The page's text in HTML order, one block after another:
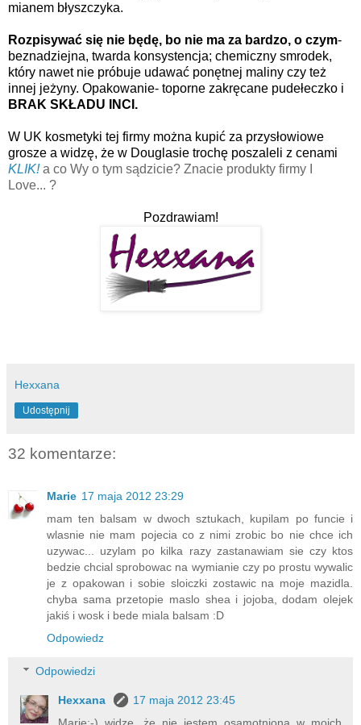
mianem błyszczyka.
Rozpisywać się nie będę, bo nie ma za bardzo, o czym-
beznadziejna, twarda konsystencja; chemiczny smrodek,
który nawet nie próbuje udawać ponętnej maliny czy też
innej jeżyny. Opakowanie- toporne zakręcane pudełeczko i
BRAK SKŁADU INCI.
W UK kosmetyki tej firmy można kupić za przysłowiowe
grosze a widzę, że w Douglasie trochę poszaleli z cenami
KLIK!a co Wy o tym sądzicie? Znacie produkty firmy I
Love... ?
Pozdrawiam!
Hexxana
Udostępnij
32 komentarze:
Marie 17 maja 2012 23:29
mam ten balsam w dwoch sztukach, kupilam po funcie i
wlasnie nie mam pojecia co z nimi zrobic bo nie chce ich
uzywac... uzylam po kilka razy zastanawiam sie czy ktos
bedzie chcial sprobowac na wymianie czy po prostu wywalic
je z opakowan i sobie sloiczki zostawic na moje mazidla.
chyba sama przetopie maslo shea i jojoba, dodam olejek
jakiś i wosk i bede miala balsam :D
Odpowiedz
Odpowiedzi
Hexxana
17 maja 2012 23:45